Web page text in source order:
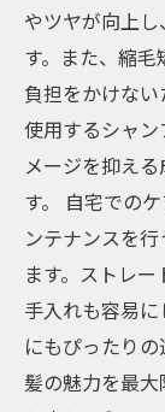
やツヤが向上
す。また、縮
負担をかけない
使用するシャ
メージを抑え
す。 自宅での
ンテナンスを
ます。ストレ
手入れも容易
にもぴったり
髪の魅力を最